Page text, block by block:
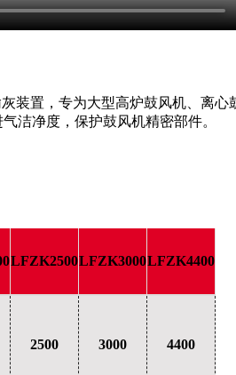
装置，专为大型高炉鼓风机、离
洁净度，保护鼓风机精密部件。
LFZK2500LFZK3000LFZK4400
2500 3000 4400